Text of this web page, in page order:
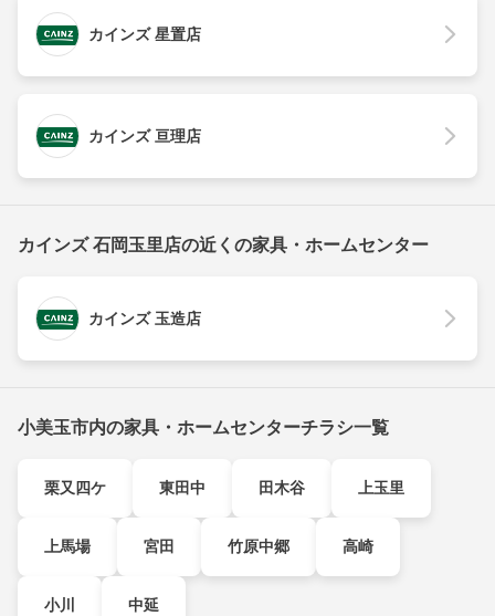
カインズ 星置店
カインズ 亘理店
カインズ 石岡玉里店の近くの家具・ホームセンター
カインズ 玉造店
小美玉市内の家具・ホームセンターチラシ一覧
栗又四ケ 東田中 田木谷 上玉里
上馬場 宮田 竹原中郷 高崎
小川 中延